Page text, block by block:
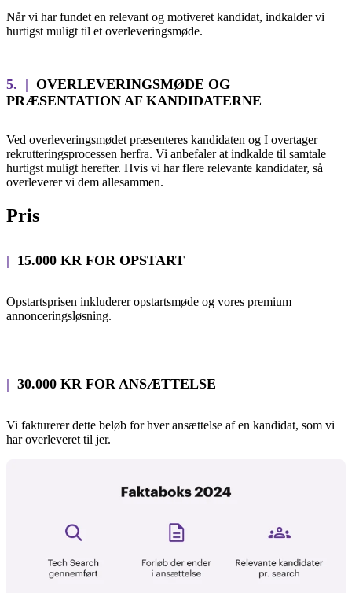
Når vi har fundet en relevant og motiveret kandidat, indkalder vi
hurtigst muligt til et overleveringsmøde.
5. | OVERLEVERINGSMØDE OG
PRÆSENTATION AF KANDIDATERNE
Ved overleveringsmødet præsenteres kandidaten og I overtager
rekrutteringsprocessen herfra. Vi anbefaler at indkalde til samtale
hurtigst muligt herefter. Hvis vi har flere relevante kandidater, så
overleverer vi dem allesammen.
Pris
| 15.000 KR FOR OPSTART
Opstartsprisen inkluderer opstartsmøde og vores premium
annonceringsløsning.
| 30.000 KR FOR ANSÆTTELSE
Vi fakturerer dette beløb for hver ansættelse af en kandidat, som vi
har overleveret til jer.